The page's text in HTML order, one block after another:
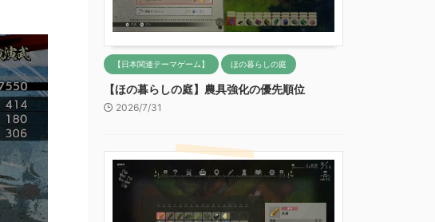
【日本関連テーマゲーム】 ほの暮らしの庭
【ほの暮らしの庭】農具強化の優先順位
2026/7/31